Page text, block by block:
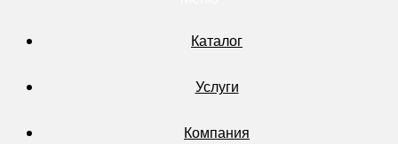
Каталог
Услуги
Компания